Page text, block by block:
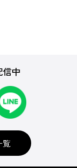
信中
覧